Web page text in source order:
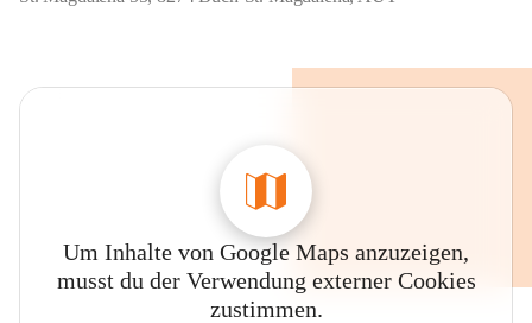
Um Inhalte von Google Maps anzuzeigen,
musst du der Verwendung externer Cookies
zustimmen.